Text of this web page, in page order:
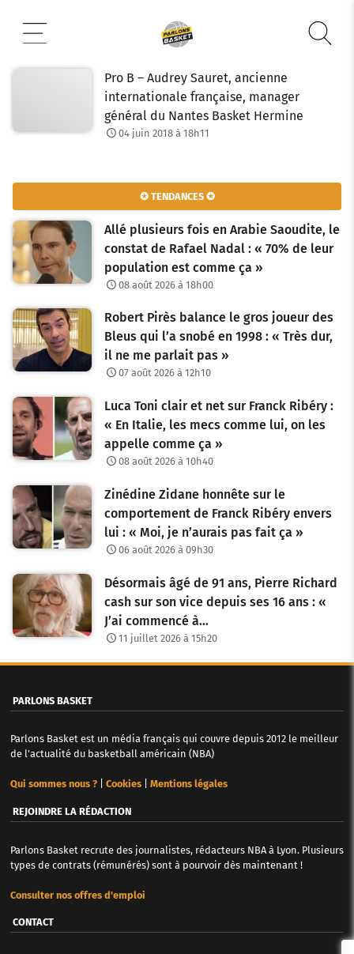
contenu
Pro B – Audrey Sauret, ancienne
internationale française, manager
général du Nantes Basket Hermine
04 juin 2018 à 18h11
✪ TENDANCES ✪
Allé plusieurs fois en Arabie Saoudite, le
constat de Rafael Nadal : « 70% de leur
population est comme ça »
08 août 2026 à 18h00
Robert Pirès balance le gros joueur des
Bleus qui l’a snobé en 1998 : « Très dur,
il ne me parlait pas »
07 août 2026 à 12h10
Luca Toni clair et net sur Franck Ribéry :
« En Italie, les mecs comme lui, on les
appelle comme ça »
08 août 2026 à 10h40
Zinédine Zidane honnête sur le
comportement de Franck Ribéry envers
lui : « Moi, je n’aurais pas fait ça »
06 août 2026 à 09h30
Désormais âgé de 91 ans, Pierre Richard
cash sur son vice depuis ses 16 ans : «
J’ai commencé à…
11 juillet 2026 à 15h20
PARLONS BASKET
Parlons Basket est un média français qui couvre depuis 2012 le meilleur
de l'actualité du basketball américain (NBA)
Qui sommes nous ?| Cookies| Mentions légales
REJOINDRE LA RÉDACTION
Parlons Basket recrute des journalistes, rédacteurs NBA à Lyon. Plusieurs
types de contrats (rémunérés) sont à pourvoir dès maintenant !
Consulter nos offres d'emploi
CONTACT